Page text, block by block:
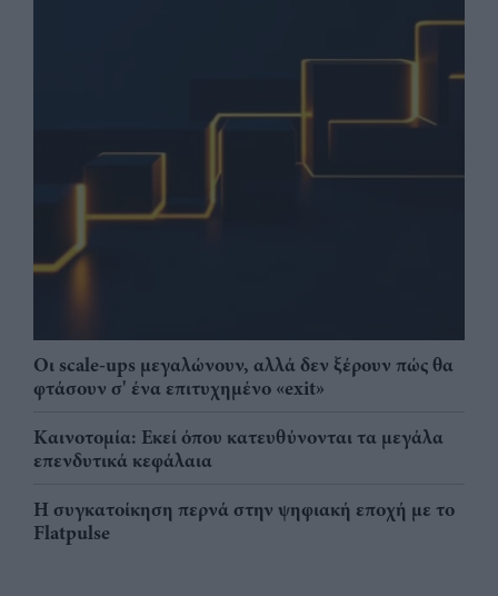
Οι scale-ups μεγαλώνουν, αλλά δεν ξέρουν πώς θα
φτάσουν σ' ένα επιτυχημένο «exit»
Καινοτομία: Εκεί όπου κατευθύνονται τα μεγάλα
επενδυτικά κεφάλαια
Η συγκατοίκηση περνά στην ψηφιακή εποχή με το
Flatpulse